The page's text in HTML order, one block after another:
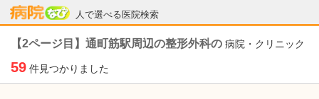
人で選べる医院検索
病院なび
【2ページ目】通町筋駅周辺の整形外科の 病院・クリニック
59 件見つかりました